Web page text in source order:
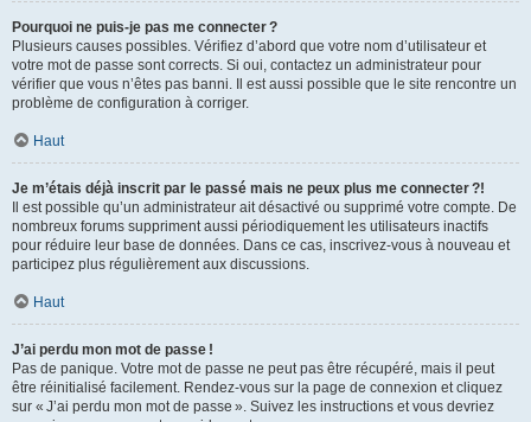
Pourquoi ne puis-je pas me connecter ?
Plusieurs causes possibles. Vérifiez d’abord que votre nom d’utilisateur et
votre mot de passe sont corrects. Si oui, contactez un administrateur pour
vérifier que vous n’êtes pas banni. Il est aussi possible que le site rencontre un
problème de configuration à corriger.
Haut
Je m’étais déjà inscrit par le passé mais ne peux plus me connecter ?!
Il est possible qu’un administrateur ait désactivé ou supprimé votre compte. De
nombreux forums suppriment aussi périodiquement les utilisateurs inactifs
pour réduire leur base de données. Dans ce cas, inscrivez-vous à nouveau et
participez plus régulièrement aux discussions.
Haut
J’ai perdu mon mot de passe !
Pas de panique. Votre mot de passe ne peut pas être récupéré, mais il peut
être réinitialisé facilement. Rendez-vous sur la page de connexion et cliquez
sur « J’ai perdu mon mot de passe ». Suivez les instructions et vous devriez